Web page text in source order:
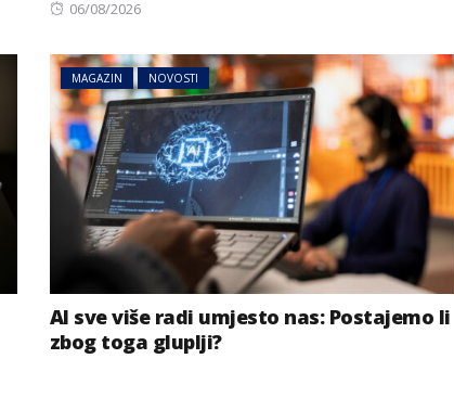
Posted
06/08/2026
MAGAZIN NOVOSTI
AI sve više radi umjesto nas: Postajemo li
zbog toga gluplji?